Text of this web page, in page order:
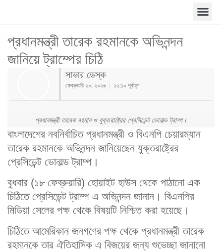
প্রধানমন্ত্রী তারেক রহমানকে অভিনন্দন
জানিয়ে ট্রাম্পের চিঠি
সাভার ডেস্ক
ফেব্রুয়ারি ২০, ২০২৬ ১২:১০ পূর্বাহ্ণ
প্রধানমন্ত্রী তারেক রহমান ও যুক্তরাষ্ট্রের প্রেসিডেন্ট ডোনাল্ড ট্রাম্প।
বাংলাদেশের নবনির্বাচিত প্রধানমন্ত্রী ও বিএনপি চেয়ারম্যান
তারেক রহমানকে অভিনন্দন জানিয়েছেন যুক্তরাষ্ট্রের
প্রেসিডেন্ট ডোনাল্ড ট্রাম্প।
বুধবার (১৮ ফেব্রুয়ারি) হোয়াইট হাউস থেকে পাঠানো এক
চিঠিতে প্রেসিডেন্ট ট্রাম্প এ অভিনন্দন জানান। বিএনপির
মিডিয়া সেলের পক্ষ থেকে বিষয়টি নিশ্চিত করা হয়েছে।
চিঠিতে আমেরিকান জনগণের পক্ষ থেকে প্রধানমন্ত্রী তারেক
রহমানকে তার ঐতিহাসিক এ বিজয়ের জন্য শুভেচ্ছা জানানো